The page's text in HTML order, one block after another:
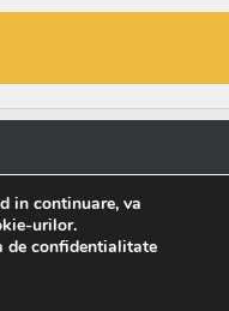
Reserved.
theHueman theme
in continuare, va
urilor.
confidentialitate